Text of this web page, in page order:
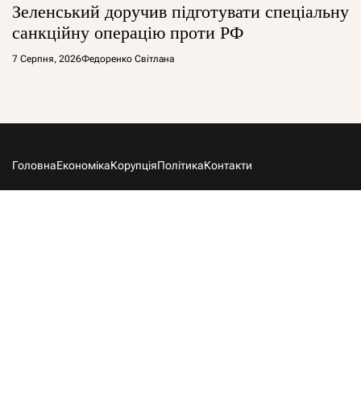
Зеленський доручив підготувати спеціальну
санкційну операцію проти РФ
7 Серпня, 2026Федоренко Світлана
ГоловнаЕкономікаКорупціяПолітикаКонтакти